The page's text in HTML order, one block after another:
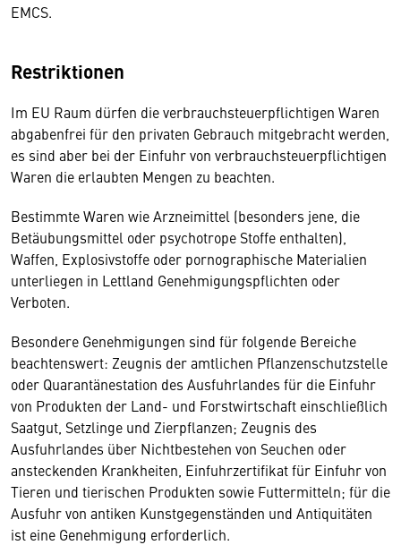
EMCS.
Restriktionen
Im EU Raum dürfen die verbrauchsteuerpflichtigen Waren
abgabenfrei für den privaten Gebrauch mitgebracht werden,
es sind aber bei der Einfuhr von verbrauchsteuerpflichtigen
Waren die erlaubten Mengen zu beachten.
Bestimmte Waren wie Arzneimittel (besonders jene, die
Betäubungsmittel oder psychotrope Stoffe enthalten),
Waffen, Explosivstoffe oder pornographische Materialien
unterliegen in Lettland Genehmigungspflichten oder
Verboten.
Besondere Genehmigungen sind für folgende Bereiche
beachtenswert: Zeugnis der amtlichen Pflanzenschutzstelle
oder Quarantänestation des Ausfuhrlandes für die Einfuhr
von Produkten der Land- und Forstwirtschaft einschließlich
Saatgut, Setzlinge und Zierpflanzen; Zeugnis des
Ausfuhrlandes über Nichtbestehen von Seuchen oder
ansteckenden Krankheiten, Einfuhrzertifikat für Einfuhr von
Tieren und tierischen Produkten sowie Futtermitteln; für die
Ausfuhr von antiken Kunstgegenständen und Antiquitäten
ist eine Genehmigung erforderlich.